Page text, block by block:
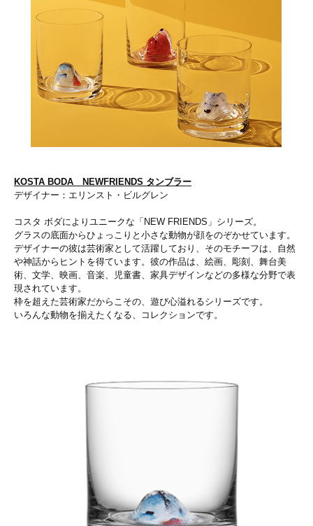
KOSTA BODA NEWFRIENDS タンブラー
デザイナー：エリンスト・ビルグレン
コスタ ボダによりユニークな「NEW FRIENDS」シリーズ。
グラスの底面からひょっこりと小さな動物が顔をのぞかせています。
デザイナーの彼は芸術家として活躍しており、そのモチーフは、自然
や神話からヒントを得ています。彼の作品は、絵画、彫刻、舞台美
術、文学、映画、音楽、児童書、家具デザインなどの多様な分野で表
現されています。
枠を超えた芸術家だからこその、遊び心溢れるシリーズです。
いろんな動物を揃えたくなる、コレクションです。